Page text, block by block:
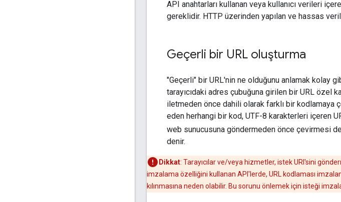
API anahtarları kullanan veya kullanıcı verileri
gereklidir. HTTP üzerinden yapılan ve hassas
Geçerli bir URL oluşturma
"Geçerli" bir URL'nin ne olduğunu anlamak kolay
tarayıcıdaki adres çubuğuna girilen bir URL özel
iletmeden önce dahili olarak farklı bir kodlamaya
eden herhangi bir kod, UTF-8 karakterleri içeren
web sunucusuna göndermeden önce çevirmesi
denir.
Dikkat: Tarayıcılar ve/veya hizmetler, istek URI'sini
imzalama özelliğini kullanan API'lerde, URL kodlaması
kılınmasına neden olabilir. Bu sorunu önlemek için isteği